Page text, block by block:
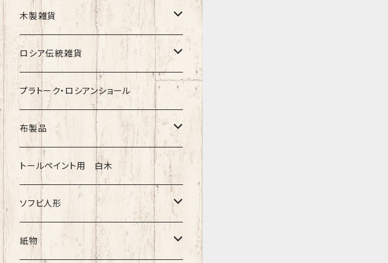
クリスマス
ノリンスクの子達
動物マトリョーシカ
セミョーノフの子達
その他のマトショーシカ
キーロフの子達
タマラ・コリエワ
ナジェジダ・イワンツォワ
リュボーフィ・ブズイキナ
タチアナ ドゥビニッチ
エレナ・イワンツォワ
バローニナ・マリヤ
ヴィクトル・ニキーチン
型押しの箱
キャニスター
白樺編み
トレイ・平皿
白樺靴
白樺その他
木製雑貨
ニードルケース・お針刺し
ベル・起きあがりこぼし
オルゴール
キッチン
イースターエッグ
小物入れ・ボトルケース
ロシア伝統雑貨
ホフロマ
アルハンゲリスク
ゴロジェッツ
ジョストボ
グジェリ
プラトーク・ロシアンショール
布製品
キッチンクロス
ソビエトデザイン 昔の布
切り売り布・リボン
トールペイント用 白木
ソフビ人形
現代物
紙物